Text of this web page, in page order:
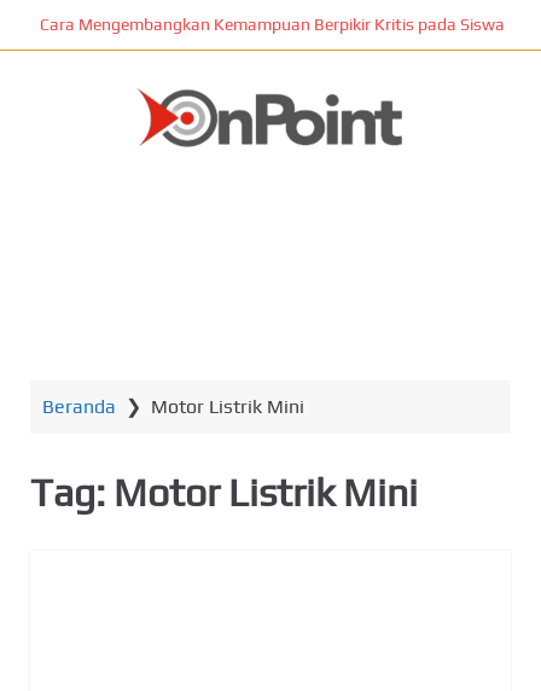
Cara Mengembangkan Kemampuan Berpikir Kritis pada Siswa
Beranda ❯ Motor Listrik Mini
Tag: Motor Listrik Mini